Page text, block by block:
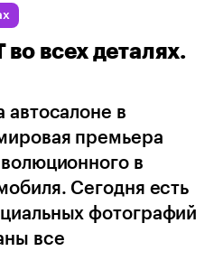
Changan
во всех деталях.
автосалоне в
премьера
в
Cегодня есть
фотографий
все